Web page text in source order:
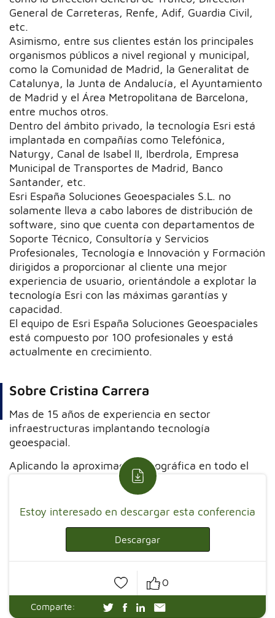
General de Carreteras, Renfe, Adif, Guardia Civil,
etc.
Asimismo, entre sus clientes están los principales
organismos públicos a nivel regional y municipal,
como la Comunidad de Madrid, la Generalitat de
Catalunya, la Junta de Andalucía, el Ayuntamiento
de Madrid y el Área Metropolitana de Barcelona,
entre muchos otros.
Dentro del ámbito privado, la tecnología Esri está
implantada en compañías como Telefónica,
Naturgy, Canal de Isabel II, Iberdrola, Empresa
Municipal de Transportes de Madrid, Banco
Santander, etc.
Esri España Soluciones Geoespaciales S.L. no
solamente lleva a cabo labores de distribución de
software, sino que cuenta con departamentos de
Soporte Técnico, Consultoría y Servicios
Profesionales, Tecnología e Innovación y Formación
dirigidos a proporcionar al cliente una mejor
experiencia de usuario, orientándole a explotar la
tecnología Esri con las máximas garantías y
capacidad.
El equipo de Esri España Soluciones Geoespaciales
está compuesto por 100 profesionales y está
actualmente en crecimiento.
Sobre Cristina Carrera
Mas de 15 años de experiencia en sector
infraestructuras implantando tecnología
geoespacial.
Aplicando la aproximación geográfica en todo el
ciclo de vida de una infraestructura.
Estoy interesado en descargar esta conferencia
Descargar
0
Comparte: